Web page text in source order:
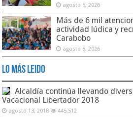
agosto 6, 2026
Más de 6 mil
actividad lúdica y
Carabobo
agosto 6, 2026
Lo Más Leido
Alcaldía continúa llevando
Vacacional Libertador 2018
agosto 13, 2018 445,512